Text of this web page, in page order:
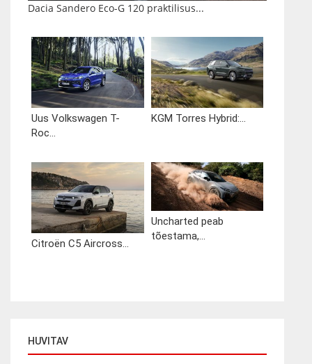
Dacia Sandero Eco-G 120 praktilisus...
Uus Volkswagen T-
Roc...
KGM Torres Hybrid:...
Citroën C5 Aircross...
Uncharted peab
tõestama,...
HUVITAV